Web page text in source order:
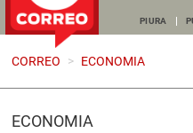
PIURA
CORREO > ECONOMIA
ECONOMÍA